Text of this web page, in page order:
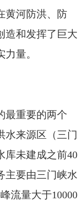
黄河防洪、防
造和发挥了巨大
量。
最重要的两个
水来源区（三门
库未建成之前40
主要由三门峡水
流量大于10000